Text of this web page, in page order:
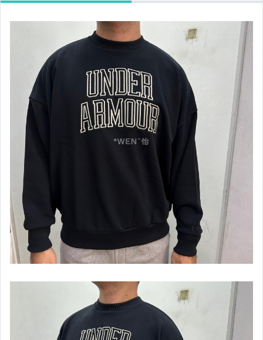
【Mizuno】防護鞋/安全鞋/工作鞋
【零碼出清區】此區得標不退換未結帳黑名單
【組合】壘球棒組合
【ANGO籃球.足球.排球用品區】
【新品上市】SIDAS 鞋墊
【泳具】兒童專區
【泳具】男款及膝泳褲
【泳具】女款泳衣
【泳具】泳鏡,泳帽,其它
【拖鞋】夏天必備
【日本進口區】Mizuno
【運動緊身衣】男用